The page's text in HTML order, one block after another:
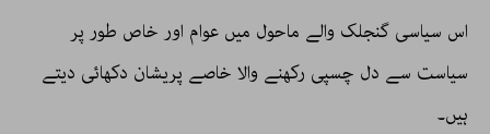
اس سیاسی گنجلک والے ماحول میں عوام اور خاص طور پر
سیاست سے دل چسپی رکھنے والا خاصے پریشان دکھائی دیتے
ہیں۔